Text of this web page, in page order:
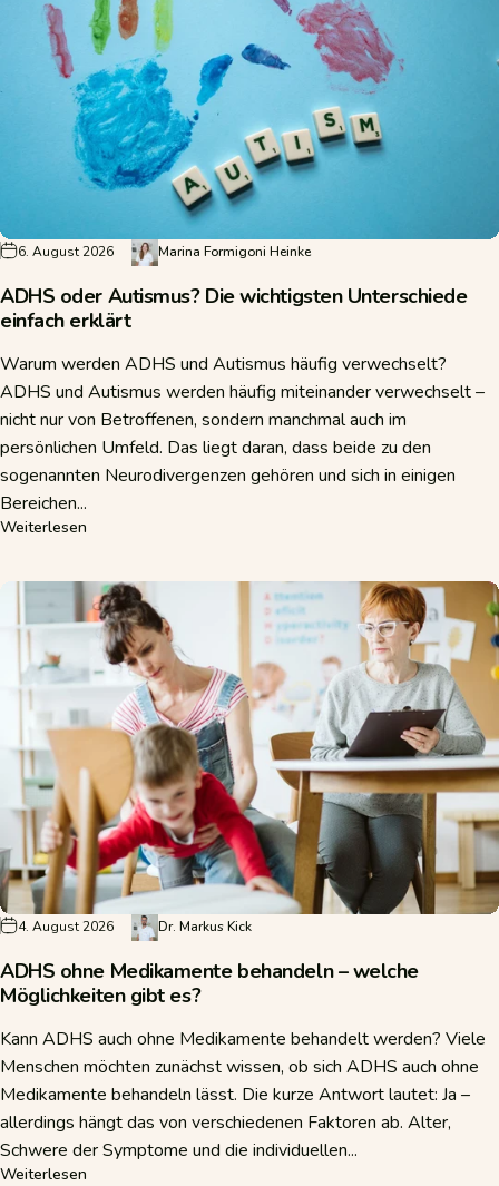
6. August 2026 Marina Formigoni Heinke
ADHS oder Autismus? Die wichtigsten Unterschiede
einfach erklärt
Warum werden ADHS und Autismus häufig verwechselt?
ADHS und Autismus werden häufig miteinander verwechselt –
nicht nur von Betroffenen, sondern manchmal auch im
persönlichen Umfeld. Das liegt daran, dass beide zu den
sogenannten Neurodivergenzen gehören und sich in einigen
Bereichen...
Weiterlesen
4. August 2026 Dr. Markus Kick
ADHS ohne Medikamente behandeln – welche
Möglichkeiten gibt es?
Kann ADHS auch ohne Medikamente behandelt werden? Viele
Menschen möchten zunächst wissen, ob sich ADHS auch ohne
Medikamente behandeln lässt. Die kurze Antwort lautet: Ja –
allerdings hängt das von verschiedenen Faktoren ab. Alter,
Schwere der Symptome und die individuellen...
Weiterlesen